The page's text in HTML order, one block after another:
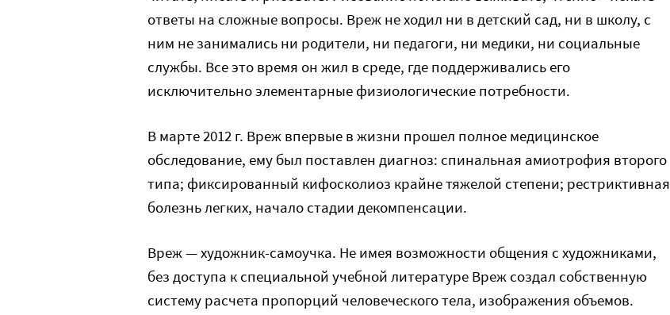
ответы на сложные вопросы. Вреж не ходил ни в детский сад, ни в школу, с
ним не занимались ни родители, ни педагоги, ни медики, ни социальные
службы. Все это время он жил в среде, где поддерживались его
исключительно элементарные физиологические потребности.
В марте 2012 г. Вреж впервые в жизни прошел полное медицинское
обследование, ему был поставлен диагноз: спинальная амиотрофия второго
типа; фиксированный кифосколиоз крайне тяжелой степени; рестриктивная
болезнь легких, начало стадии декомпенсации.
Вреж — художник-самоучка. Не имея возможности общения с художниками,
без доступа к специальной учебной литературе Вреж создал собственную
систему расчета пропорций человеческого тела, изображения объемов.